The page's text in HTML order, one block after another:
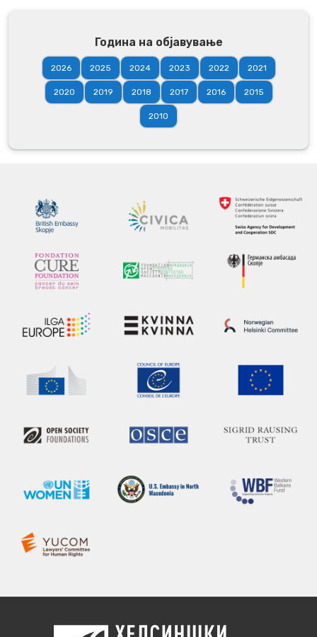
Година на објавување
2026 2025 2024 2023 2022 2021
2020 2019 2018 2017 2016 2015
2010